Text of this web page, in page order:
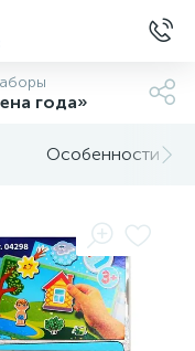
года»
Особенности